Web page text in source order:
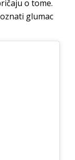
o tome.
glumac